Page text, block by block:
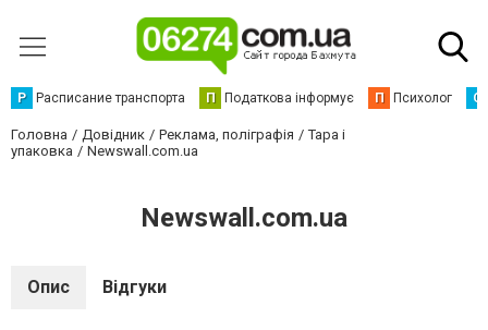
Р Расписание транспорта П Податкова інформує П Психолог С
Головна Довідник Реклама, поліграфія
Тара і
упаковка
Newswall.com.ua
Newswall.com.ua
Опис Відгуки